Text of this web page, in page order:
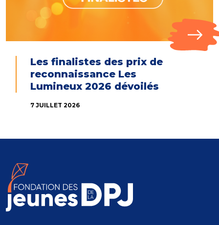
Les finalistes des prix de
reconnaissance Les
Lumineux 2026 dévoilés
7 JUILLET 2026